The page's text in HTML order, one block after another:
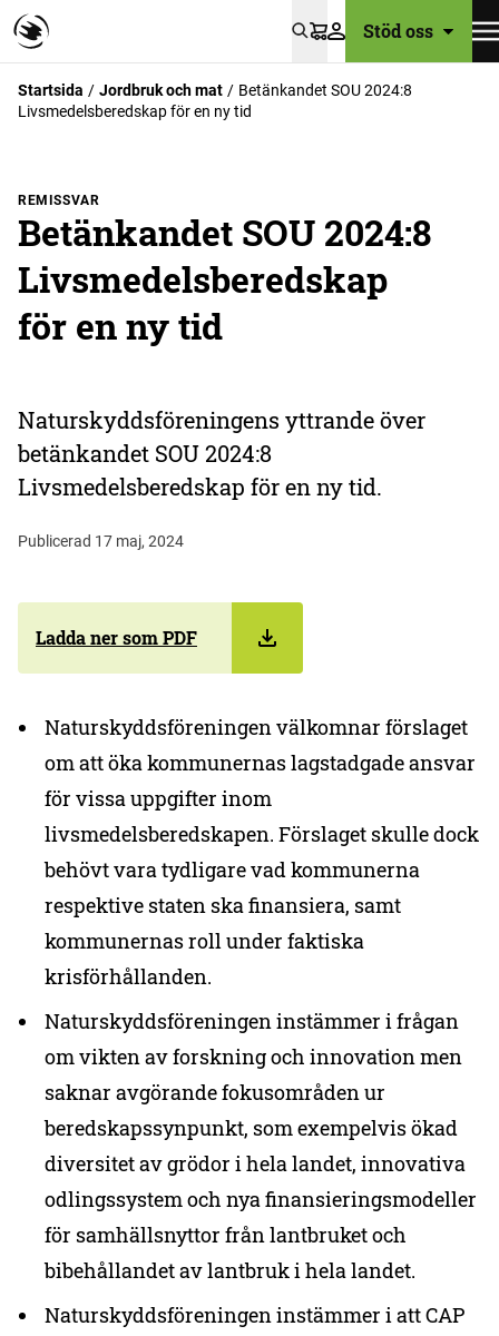
VarukorgStöd oss
Startsida Jordbruk och mat
Betänkandet SOU 2024:8
Livsmedelsberedskap för en ny tid
REMISSVAR
Betänkandet SOU 2024:8
Livsmedelsberedskap
för en ny tid
Naturskyddsföreningens yttrande över
betänkandet SOU 2024:8
Livsmedelsberedskap för en ny tid.
Publicerad 17 maj, 2024
Ladda ner som PDF
Naturskyddsföreningen välkomnar förslaget
om att öka kommunernas lagstadgade ansvar
för vissa uppgifter inom
livsmedelsberedskapen. Förslaget skulle dock
behövt vara tydligare vad kommunerna
respektive staten ska finansiera, samt
kommunernas roll under faktiska
krisförhållanden.
Naturskyddsföreningen instämmer i frågan
om vikten av forskning och innovation men
saknar avgörande fokusområden ur
beredskapssynpunkt, som exempelvis ökad
diversitet av grödor i hela landet, innovativa
odlingssystem och nya finansieringsmodeller
för samhällsnyttor från lantbruket och
bibehållandet av lantbruk i hela landet.
Naturskyddsföreningen instämmer i att CAP